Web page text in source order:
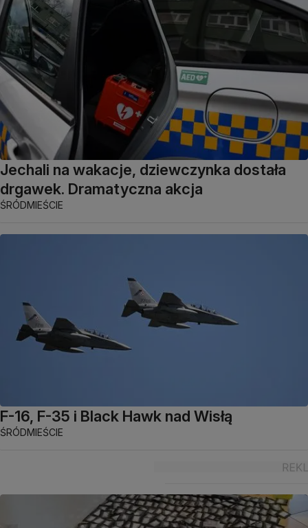
Jechali na wakacje, dziewczynka dostała
drgawek. Dramatyczna akcja
ŚRÓDMIEŚCIE
F-16, F-35 i Black Hawk nad Wisłą
ŚRÓDMIEŚCIE